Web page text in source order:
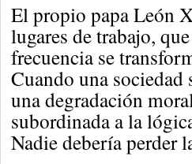
El propio papa León
lugares de trabajo,
frecuencia se
Cuando una sociedad
una degradación
subordinada a la
Nadie debería perder